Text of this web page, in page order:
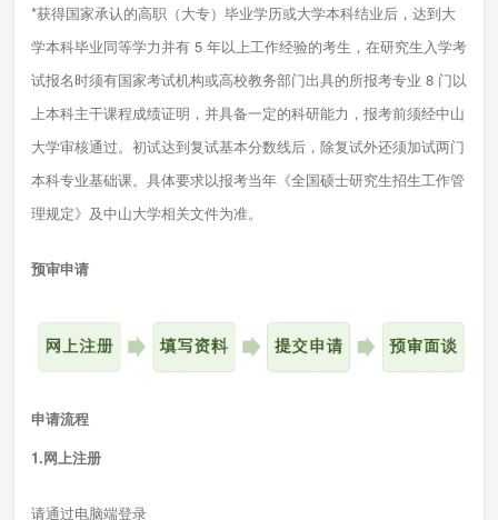
*获得国家承认的高职（大专）毕业学历或大学本科结业后，达到大
学本科毕业同等学力并有 5 年以上工作经验的考生，在研究生入学考
试报名时须有国家考试机构或高校教务部门出具的所报考专业 8 门以
上本科主干课程成绩证明，并具备一定的科研能力，报考前须经中山
大学审核通过。初试达到复试基本分数线后，除复试外还须加试两门
本科专业基础课。具体要求以报考当年《全国硕士研究生招生工作管
理规定》及中山大学相关文件为准。
预审申请
申请流程
1.网上注册
请通过电脑端登录